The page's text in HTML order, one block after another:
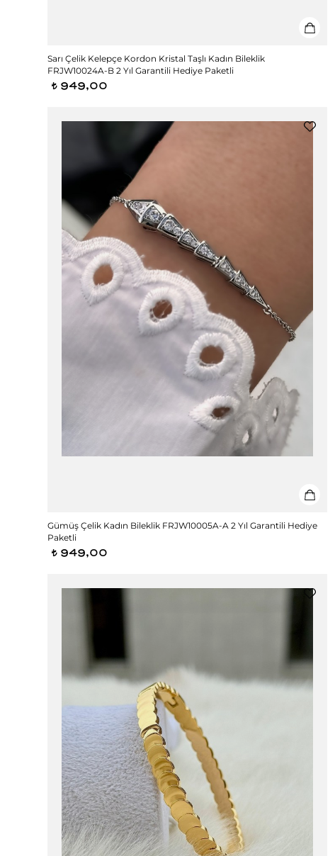
Sarı Çelik Kelepçe Kordon Kristal Taşlı Kadın Bileklik
FRJW10024A-B 2 Yıl Garantili Hediye Paketli
t949,00
Gümüş Çelik Kadın Bileklik FRJW10005A-A 2 Yıl Garantili Hediye
Paketli
t949,00